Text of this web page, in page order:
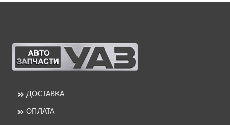
ДОСТАВКА
ОПЛАТА